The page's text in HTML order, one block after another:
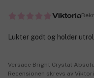
Viktoria
Lukter godt og holder
Versace Bright Crystal
Recensionen skrevs av